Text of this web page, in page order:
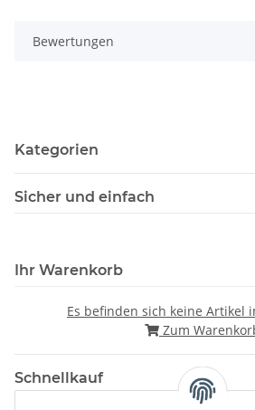
Bewertungen
Kategorien
Sicher und einfach
Ihr Warenkorb
Es befinden sich keine Artikel
Zum
Schnellkauf